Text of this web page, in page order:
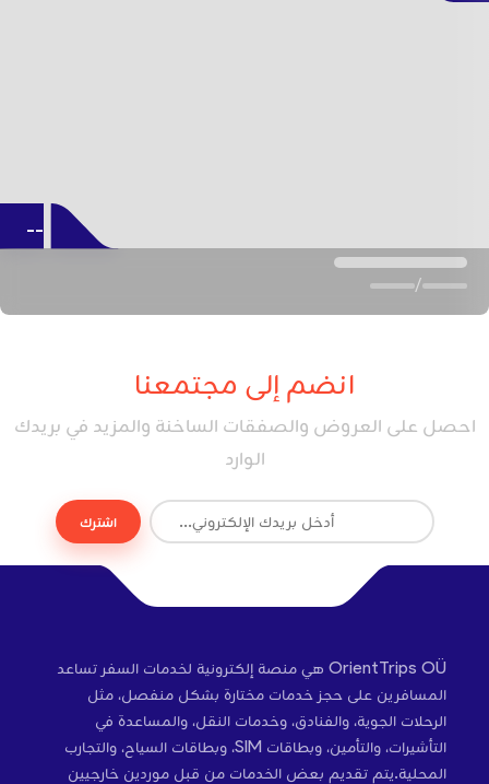
--
/
انضم إلى مجتمعنا
احصل على العروض والصفقات الساخنة والمزيد في بريدك
الوارد
اشترك
OrientTrips OÜ هي منصة إلكترونية لخدمات السفر تساعد
المسافرين على حجز خدمات مختارة بشكل منفصل، مثل
الرحلات الجوية، والفنادق، وخدمات النقل، والمساعدة في
التأشيرات، والتأمين، وبطاقات SIM، وبطاقات السياح، والتجارب
المحلية.يتم تقديم بعض الخدمات من قبل موردين خارجيين